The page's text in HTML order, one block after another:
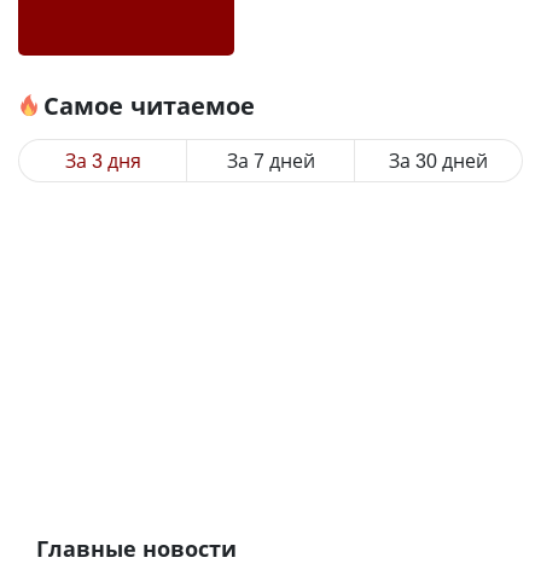
Самое читаемое
За 3 дня За 7 дней За 30 дней
Главные новости